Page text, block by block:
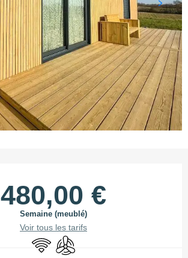
480,00 €
Semaine (meublé)
Voir tous les tarifs
WiFi Air conditionné